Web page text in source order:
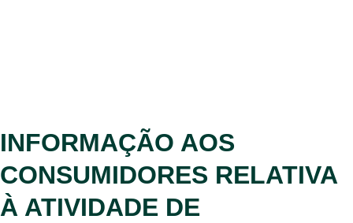
INFORMAÇÃO AOS
CONSUMIDORES RELATIVA
À ATIVIDADE DE